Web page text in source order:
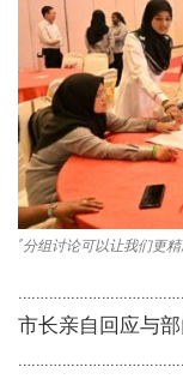
”分组讨论可以让我们更
市长亲自回应与